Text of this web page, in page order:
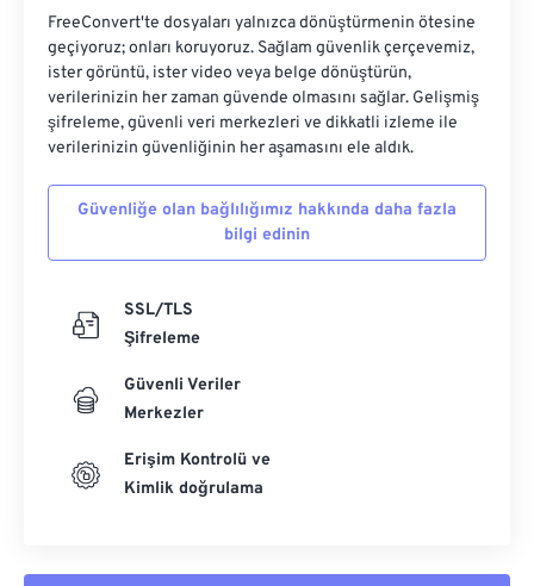
FreeConvert'te dosyaları yalnızca dönüştürmenin ötesine
geçiyoruz; onları koruyoruz. Sağlam güvenlik çerçevemiz,
ister görüntü, ister video veya belge dönüştürün,
verilerinizin her zaman güvende olmasını sağlar. Gelişmiş
şifreleme, güvenli veri merkezleri ve dikkatli izleme ile
verilerinizin güvenliğinin her aşamasını ele aldık.
Güvenliğe olan bağlılığımız hakkında daha fazla
bilgi edinin
SSL/TLS
Şifreleme
Güvenli Veriler
Merkezler
Erişim Kontrolü ve
Kimlik doğrulama